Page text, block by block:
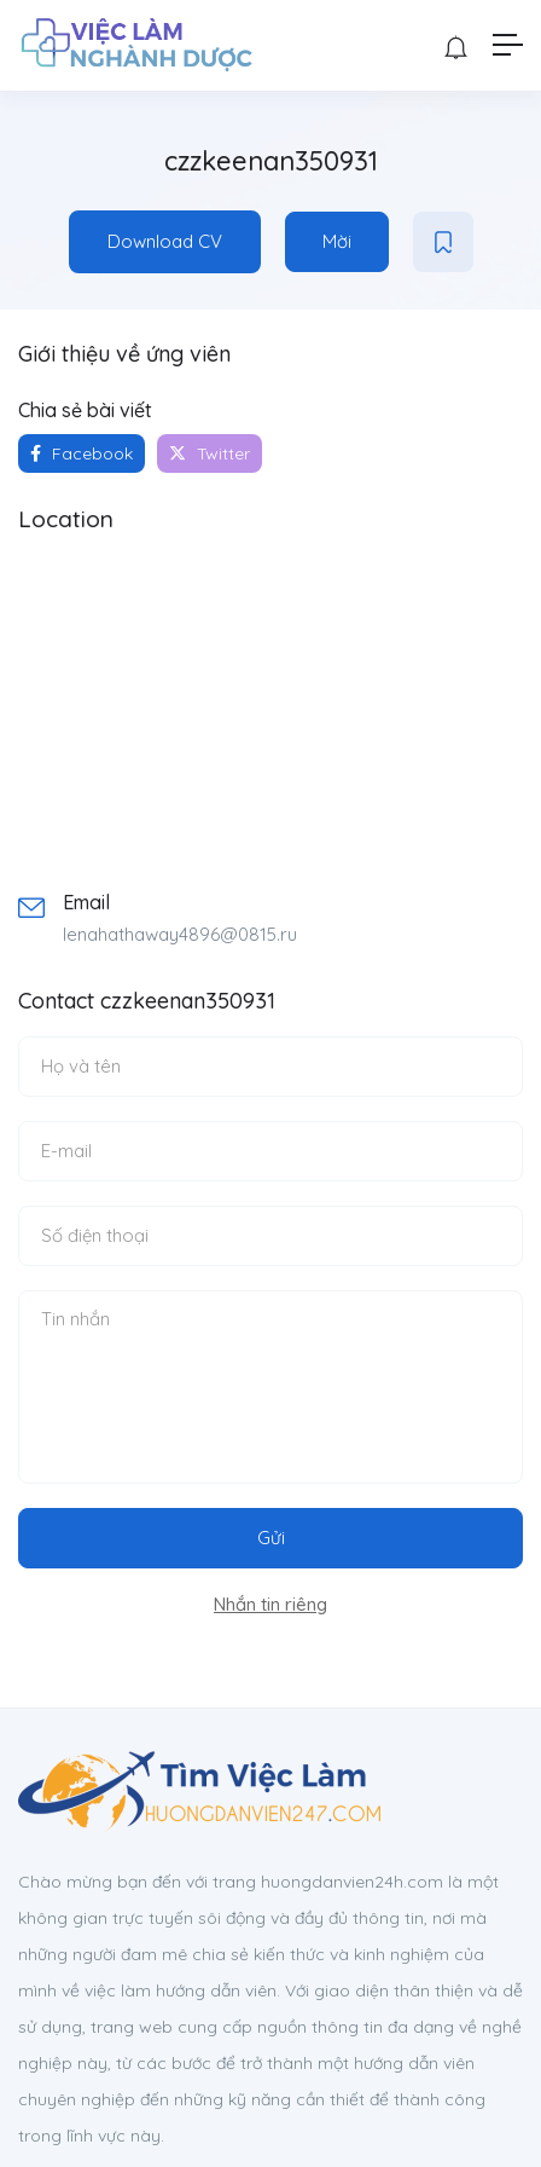
czzkeenan350931
Download CV Mời
Giới thiệu về ứng viên
Chia sẻ bài viết
Facebook Twitter
Location
Email
lenahathaway4896@0815.ru
Contact czzkeenan350931
Gửi
Nhắn tin riêng
Chào mừng bạn đến với trang huongdanvien24h.com là một
không gian trực tuyến sôi động và đầy đủ thông tin, nơi mà
những người đam mê chia sẻ kiến thức và kinh nghiệm của
mình về việc làm hướng dẫn viên. Với giao diện thân thiện và dễ
sử dụng, trang web cung cấp nguồn thông tin đa dạng về nghề
nghiệp này, từ các bước để trở thành một hướng dẫn viên
chuyên nghiệp đến những kỹ năng cần thiết để thành công
trong lĩnh vực này.